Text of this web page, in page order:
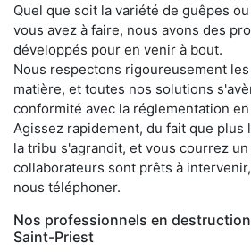
Quel que soit la variété de guêpes
vous avez à faire, nous avons des
développés pour en venir à bout.
Nous respectons rigoureusement
matière, et toutes nos solutions
conformité avec la réglementation
Agissez rapidement, du fait que plus
la tribu s'agrandit, et vous courrez
collaborateurs sont prêts à
nous téléphoner.
Nos professionnels en
Saint-Priest